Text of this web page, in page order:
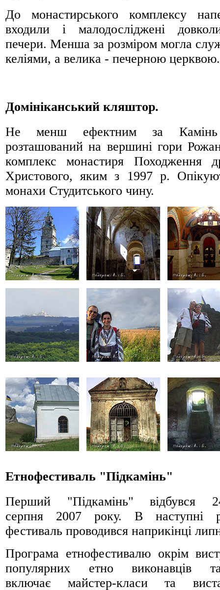
До монастирського комплексу
входили і малодосліджені
печери. Менша за розміром могла
келіями, а велика - печерною церквою.
Домініканський кляштор.
Не менш ефектним за
розташований на вершині гори
комплекс монастиря Походження
Христового, яким з 1997 р.
монахи Студитського чину.
Етнофестиваль "Підкамінь"
Перший "Підкамінь" відбувся
серпня 2007 року. В наступні
фестиваль проводився наприкінці
Програма етнофестивалю окрім
популярних етно виконавців
включає майстер-класи та